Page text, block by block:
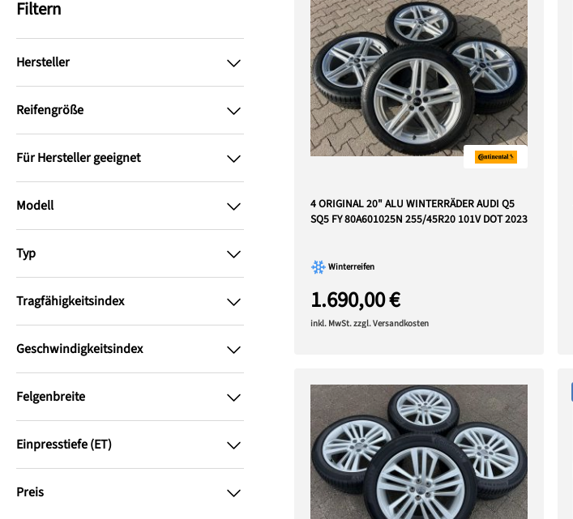
Filtern
Hersteller
Reifengröße
Für Hersteller geeignet
Modell
Typ
Tragfähigkeitsindex
Geschwindigkeitsindex
Felgenbreite
Einpresstiefe (ET)
Preis
4 ORIGINAL 20" ALU WINTERRÄDER AUDI Q5
SQ5 FY 80A601025N 255/45R20 101V DOT 2023
Winterreifen
1.690,00 €
inkl. MwSt. zzgl. Versandkosten